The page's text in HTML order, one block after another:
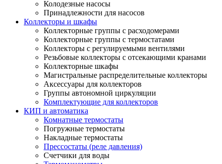
Колодезные насосы
Принадлежности для насосов
Коллекторы и шкафы
Коллекторные группы с расходомерами
Коллекторные группы с термостатами
Коллекторы с регулируемыми вентилями
Резьбовые коллекторы с отсекающими кранами
Коллекторные шкафы
Магистральные распределительные коллекторы
Аксессуары для коллекторов
Группы автономной циркуляции
Комплектующие для коллекторов
КИП и автоматика
Комнатные термостаты
Погружные термостаты
Накладные термостаты
Прессостаты (реле давления)
Счетчики для воды